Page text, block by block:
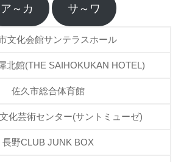
ア～カ サ～ワ
文化会館サンテラスホール
北館(THE SAIHOKUKAN HOTEL)
佐久市総合体育館
文化芸術センター(サントミューゼ)
長野CLUB JUNK BOX